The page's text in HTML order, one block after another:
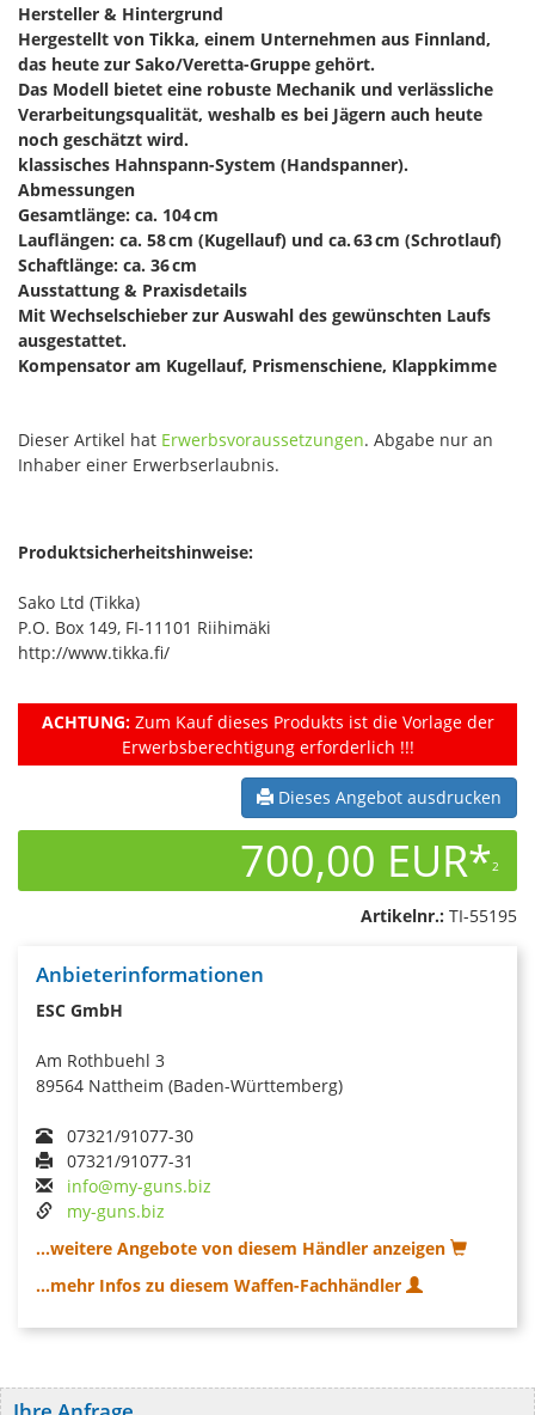
Hersteller & Hintergrund
Hergestellt von Tikka, einem Unternehmen aus Finnland,
das heute zur Sako/Veretta-Gruppe gehört.
Das Modell bietet eine robuste Mechanik und verlässliche
Verarbeitungsqualität, weshalb es bei Jägern auch heute
noch geschätzt wird.
klassisches Hahnspann-System (Handspanner).
Abmessungen
Gesamtlänge: ca. 104 cm
Lauflängen: ca. 58 cm (Kugellauf) und ca. 63 cm (Schrotlauf)
Schaftlänge: ca. 36 cm
Ausstattung & Praxisdetails
Mit Wechselschieber zur Auswahl des gewünschten Laufs
ausgestattet.
Kompensator am Kugellauf, Prismenschiene, Klappkimme
Dieser Artikel hat Erwerbsvoraussetzungen. Abgabe nur an
Inhaber einer Erwerbserlaubnis.
Produktsicherheitshinweise:
Sako Ltd (Tikka)
P.O. Box 149, FI-11101 Riihimäki
http://www.tikka.fi/
ACHTUNG:Zum Kauf dieses Produkts ist die Vorlage der
Erwerbsberechtigung erforderlich !!!
Dieses Angebot ausdrucken
700,00 EUR*2
Artikelnr.: TI-55195
Anbieterinformationen
ESC GmbH
Am Rothbuehl 3
89564 Nattheim (Baden-Württemberg)
07321/91077-30
07321/91077-31
info@my-guns.biz
my-guns.biz
...weitere Angebote von diesem Händler anzeigen
...mehr Infos zu diesem Waffen-Fachhändler